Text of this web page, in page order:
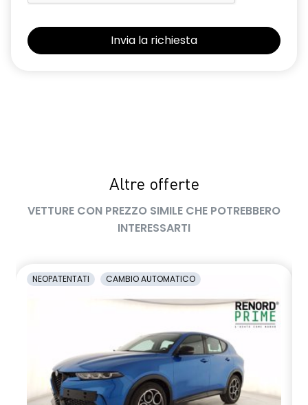
retrovisori esterni elettrici riscaldabili e ripiegabili
elettricamente
sistema di frenata d'emergenza attiva con riconoscimento
sistema di rilevamento stato di vigilanza del conducente
Auto™ / Apple CarPlay™
volante multifunzione in TEP
Altre offerte
VETTURE CON PREZZO SIMILE CHE POTREBBERO
INTERESSARTI
NEOPATENTATI CAMBIO AUTOMATICO